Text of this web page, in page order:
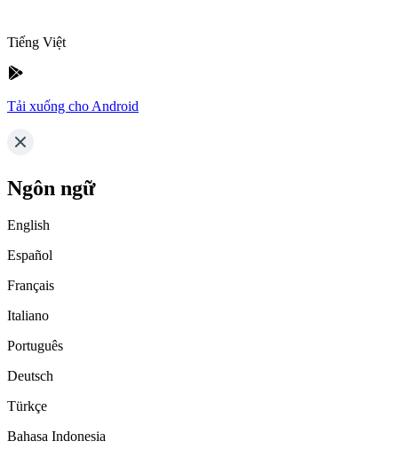
Tiếng Việt
Tải xuống cho Android
Ngôn ngữ
English
Español
Français
Italiano
Português
Deutsch
Türkçe
Bahasa Indonesia